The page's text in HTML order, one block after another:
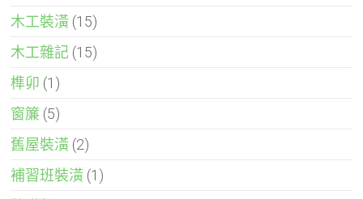
木工裝潢 (15)
木工雜記 (15)
榫卯 (1)
窗簾 (5)
舊屋裝潢 (2)
補習班裝潢 (1)